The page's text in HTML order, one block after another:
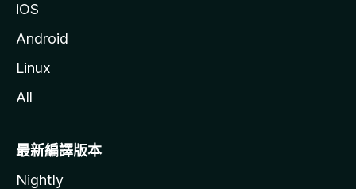
iOS
Android
Linux
All
最新編譯版本
Nightly